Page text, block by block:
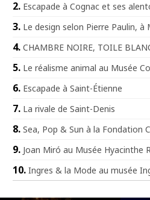
Escapade à Cognac et ses
Le design selon Pierre Paulin, à
CHAMBRE NOIRE, TOILE
Le réalisme animal au Musée
Escapade à Saint-Étienne
La rivale de Saint-Denis
Sea, Pop & Sun à la Fondation
Joan Miró au Musée Hyacinthe
Ingres & la Mode au musée